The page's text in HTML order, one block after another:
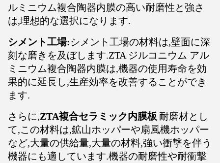
ルミニウム複合陶器内膜の高い耐磨性と強さ
は,理想的な選択になります.
シメント工場:シメント工場の材料は,壁面に深
刻な磨きを及ぼします.ZTA ジルコニウム アル
ミニウム複合陶器内膜は,機器の使用寿命を効
果的に延長し,生産効率を改善することができ
ます.
さらに,ZTA複合セラミック内膜板 耐磨材とし
て,この材料は,鉱山ホッパーや扇風機ホッパー
など,大量の供給量,大量の材料,強い衝撃を伴う
機器にも適しています.機器の耐磨性や耐衝撃